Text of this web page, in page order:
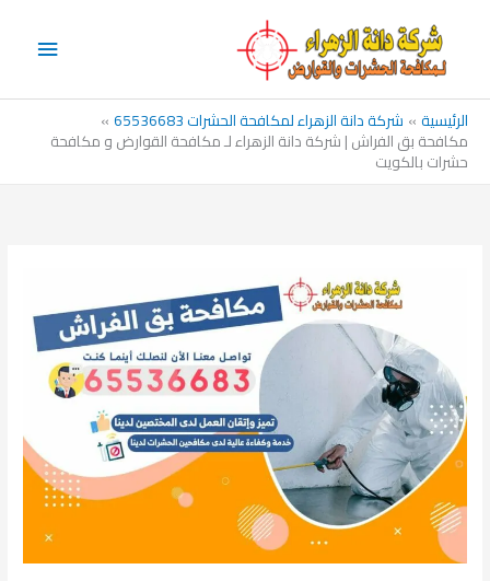
المحتوى
الرئيسية شركة دانة الزهراء لمكافحة الحشرات 65536683
مكافحة بق الفراش | شركة دانة الزهراء لـ مكافحة القوارض و مكافحة
حشرات بالكويت